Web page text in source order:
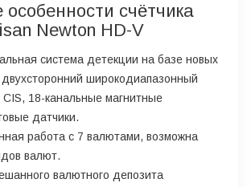
счётчика
Newton HD-V
система детекции на базе новых
широкодиапазонный
CIS, 18-канальные магнитные
датчики.
работа с 7 валютами, возможна
валют.
валютного депозита